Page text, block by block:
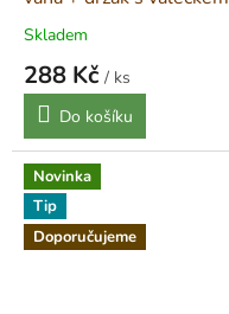
25 cm
Skladem
288 Kč / ks
Měrná
cena: Do košíku
Novinka
Tip
Doporučujeme